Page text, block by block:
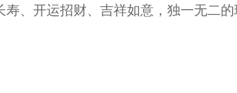
、开运招财、吉祥如意，独一无二